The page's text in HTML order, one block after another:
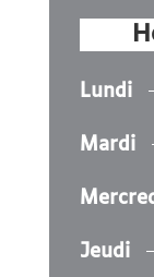
Lundi
Mardi
Jeudi